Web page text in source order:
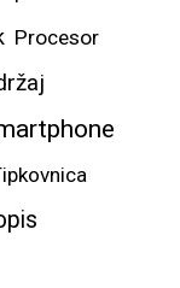
Procesor